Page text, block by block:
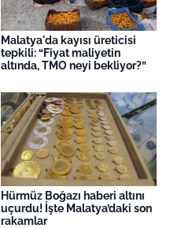
Malatya'da kayısı üreticisi
tepkili: “Fiyat maliyetin
altında, TMO neyi bekliyor?”
Hürmüz Boğazı haberi altını
uçurdu! İşte Malatya’daki son
rakamlar